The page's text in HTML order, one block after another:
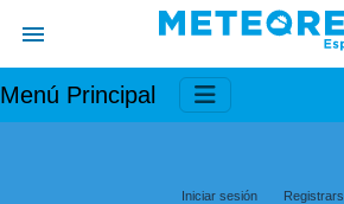
Menú Principal
Iniciar sesión